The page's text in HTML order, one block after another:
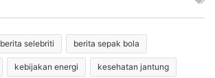
berita selebriti berita sepak bola
kebijakan energi kesehatan jantung